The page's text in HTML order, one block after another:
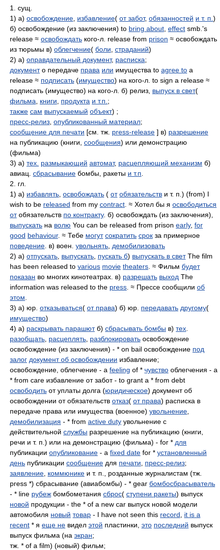
1. сущ.
1) а) освобождение избавление( от забот, обязанностей и т. п. )
б) освобождение (из заключения) to bring about effect smb.'s
release ≈ освобождать кого-л. release from prison ≈ освобождать
из тюрьмы в) облегчение( боли страданий)
2) а) оправдательный документ, расписка;
документо передаче права или имущества to agree to a
release ≈ подписать (имущество) на кого-л. to sign a release ≈
подписать (имущество) на кого-л. б) релиз, выпуск в свет(
фильма
книги продукта и т.п. ;
также сам выпускаемый объект) ;
пресс-релиз опубликованный материал;
сообщение для печати [см. тж. press-release ] в) разрешение
на публикацию (книги, сообщения) или демонстрацию
(фильма)
3) а) тех. размыкающий автомат, расцепляющий механизм б)
авиац. сбрасывание бомбы, ракеты и т.п
2. гл.
1) а) избавлять освобождать ( от обязательств и т. п.) (from) I
wish to be released from my contract . ≈ Хотел бы я освободиться
отобязательств по контракту. б) освобождать (из заключения),
выпускать на волю You can be released from prison early, for
good behaviour. ≈ Тебе могут сократить срок за примерное
поведение . в) воен. увольнять демобилизовать
2) а) отпускать выпускать пускать б) выпускать в светThe film
has been released to various movie theaters . ≈ Фильм будет
показан во многих кинотеатрах. в) разрешать выход The
information was released to the press . ≈ Прессе сообщили об
этом
3) а) юр. отказываться( от права) б) юр. передавать другому(
имущество)
4) а) раскрывать парашютб) сбрасывать бомбы в) тех
разобщать расцеплять разблокировать освобождение
освобождение (из заключения) - * on bail освобождение под
залог документ об освобождении избавление;
освобождение, облегчение - a feeling of * чувство облегчения - a
* from care избавление от забот - to grant a * from debt
освободить от уплаты долга (юридическое) документ об
освобождении от обязательств отказ( от права) расписка в
передаче права или имущества (военное) увольнение
демобилизация - * from active duty увольнение с
действительной службы разрешение на публикацию (книги,
речи и т. п.) или на демонстрацию (фильма) - for * для
публикации опубликование - a fixed date for * установленный
день публикации сообщение для печати пресс-релиз;
заявление коммюнике и т. п., розданные журналистам (тж.
press *) сбрасывание (авиабомбы) - * gear бомбосбрасыватель
- * line рубеж бомбометания сброс( ступени ракеты) выпуск
новой продукции - the * of a new car выпуск новой модели
автомобиля новый товар - I have not seen this record
it is a
recent * я еще не видел этой пластинки, это последний выпуск
выпуск фильма (на экран;
тж. * of a film) (новый) фильм;